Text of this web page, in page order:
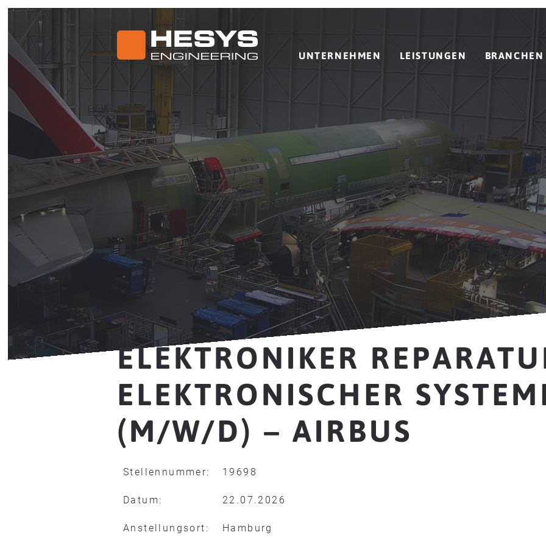
UNTERNEHMEN LEISTUNGEN BRANCHEN
ELEKTRONIKER
ELEKTRONISCHER
(M/W/D) – AIRBUS
Stellennummer: 19698
Datum: 22.07.2026
Anstellungsort: Hamburg